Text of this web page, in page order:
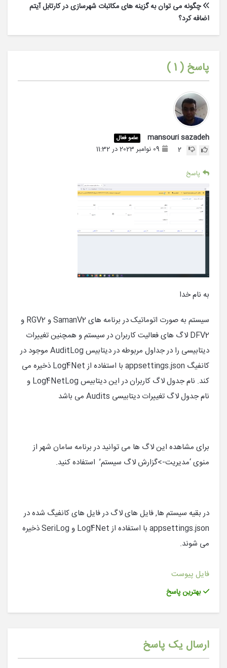
چگونه می توان به گزینه های مکاتبات شهرسازی در کارتابل آیتم
اضافه کرد؟
پاسخ (1
)
mansouri sazadeh عضو فعال
2 09 نوامبر 2023 در 11:32
پاسخ
به نام خدا
سیستم به صورت اتوماتیک در برنامه های SamanV2 و RGV2 و
DFV2 لاگ های فعالیت کاربران در سیستم و همچنین تغییرات
دیتابیسی را در جداول مربوطه در دیتابیس AuditLog موجود در
کانفیگ appsettings.json با استفاده از Log4Net ذخیره می
کند. نام جدول لاگ کاربران در این دیتابیس Log4NetLog و
نام جدول لاگ تغییرات دیتابیسی Audits می باشد
برای مشاهده این لاگ ها می توانید در برنامه سامان شهر از
منوی ‘مدیریت->گزارش لاگ سیستم’ استفاده کنید.
در بقیه سیستم ها, فایل های لاگ در فایل های کانفیگ شده در
appsettings.json با استفاده از Log4Net و SeriLog ذخیره
می شوند.
فایل پیوست
بهترین پاسخ
ارسال یک پاسخ